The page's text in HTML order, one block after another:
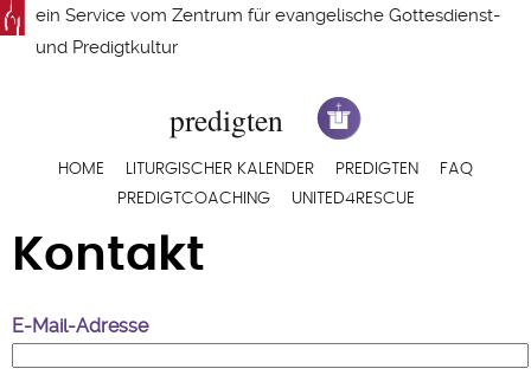
Direkt
zum
ein Service vom Zentrum für evangelische Gottesdienst-
und Predigtkultur
Hauptnavigation
HOME LITURGISCHER KALENDER PREDIGTEN
FAQ
PREDIGTCOACHING
UNITED4RESCUE
Kontakt
E-Mail-Adresse